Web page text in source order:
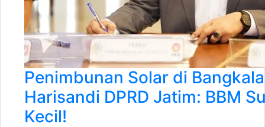
Penimbunan Solar di
Harisandi DPRD Jatim: BBM
Kecil!